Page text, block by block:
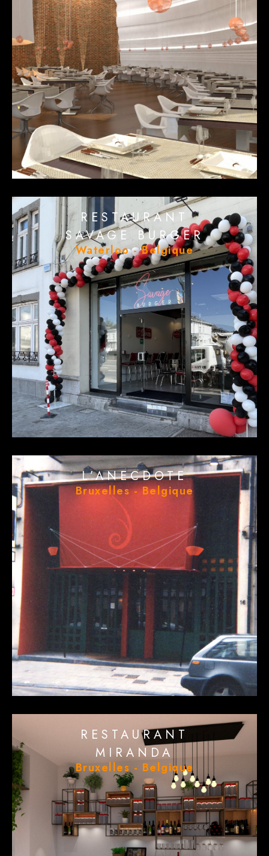
RESTAURANT
SAVAGE BURGER
Waterloo - Belgique
L’ANECDOTE
Bruxelles - Belgique
RESTAURANT
MIRANDA
Bruxelles - Belgique